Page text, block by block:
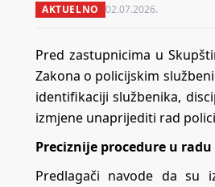
AKTUELNO 02.07.2026.
Pred zastupnicima u
Zakona o policijskim
identifikaciji službenika,
izmjene unaprijediti rad
Preciznije procedure u
Predlagači navode da su